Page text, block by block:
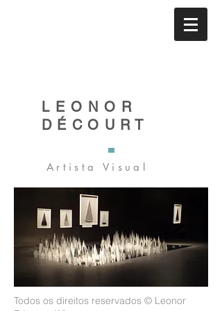
LEONOR
DÉCOURT
Artista Visual
Todos os direitos reservados © Leonor